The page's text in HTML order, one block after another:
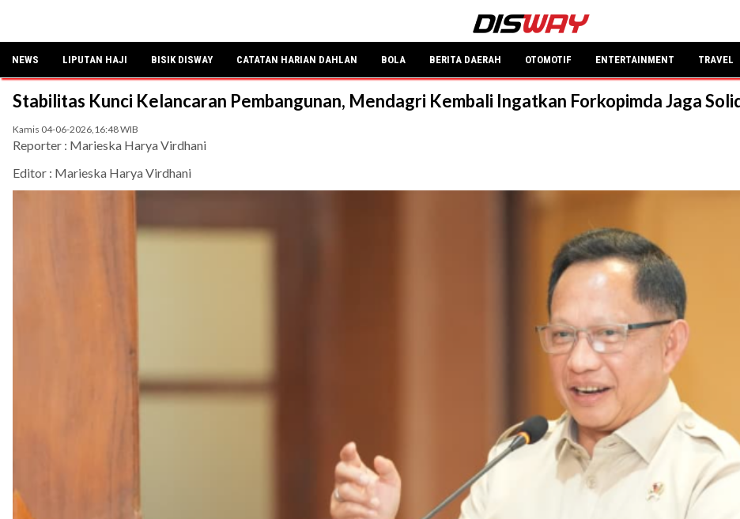
NEWS LIPUTAN HAJI BISIK DISWAY CATATAN HARIAN DAHLAN BOLA BERITA DAERAH OTOMOTIF ENTERTAINMENT TRAVEL
Stabilitas Kunci Kelancaran Pembangunan, Mendagri Kembali Ingatkan Forkopimda Jaga
Kamis 04-06-2026,16:48 WIB
Reporter : Marieska Harya Virdhani
Editor : Marieska Harya Virdhani